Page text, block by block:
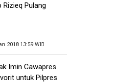
Rizieq Pulang
2018 13:59 WIB
Imin Cawapres
untuk Pilpres